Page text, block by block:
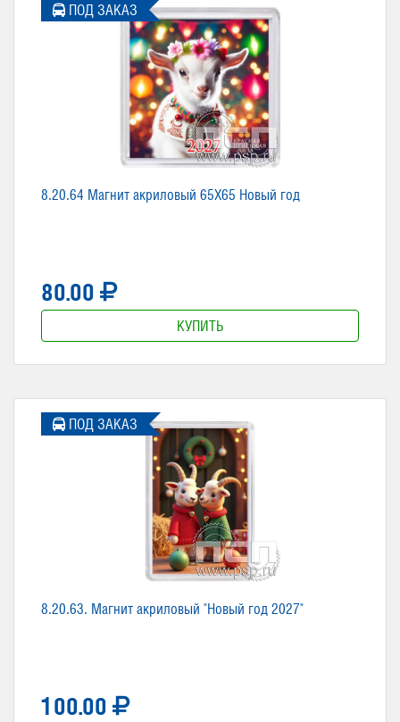
8.20.64 Магнит акриловый 65X65 Новый год
80.00
КУПИТЬ
ПОД ЗАКАЗ
8.20.63. Магнит акриловый "Новый год 2027"
100.00
ПОД ЗАКАЗ